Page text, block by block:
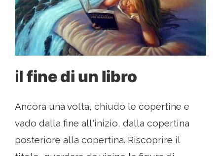
il fine di un libro
Ancora una volta, chiudo le copertine e
vado dalla fine all'inizio, dalla copertina
posteriore alla copertina. Riscoprire il